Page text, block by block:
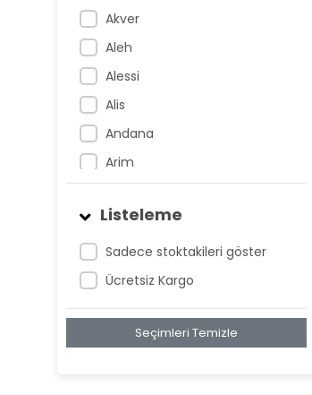
Akver
Aleh
Alessi
Alis
Andana
Arim
Atnis
Belan
Belay
Birta
Listeleme
Sadece stoktakileri göster
Ücretsiz Kargo
Seçimleri Temizle